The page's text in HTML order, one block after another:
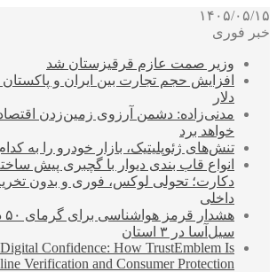
۱۴۰۵/۰۵/۱۵
خبر فوری
وزیر صمت عازم قرقیزستان شد
دلار
مدنی‌زاده: دشمن آرزوی زمین‌زدن اقتصاد
خواهد برد
تنش‌های ژئوپلیتیک، بازار خودرو را به
انواع قاب بندی دیوار با گچبری پیش
دکارت؛ تحولی لوکس، فوری و بدون
داخلی
سیل‌آسا در ۳ استان
Confidence: How TrustEmblem Is
Verification and Consumer Protection